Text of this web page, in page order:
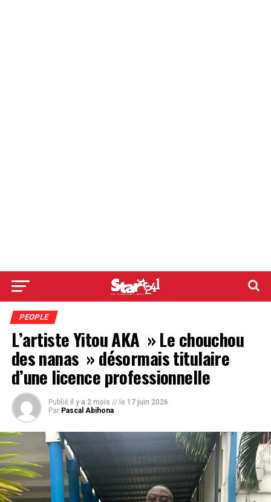
PEOPLE
L’artiste Yitou AKA » Le chouchou
des nanas » désormais titulaire
d’une licence professionnelle
Publié il y a 2 mois // le 17 juin 2026
Par Pascal Abihona